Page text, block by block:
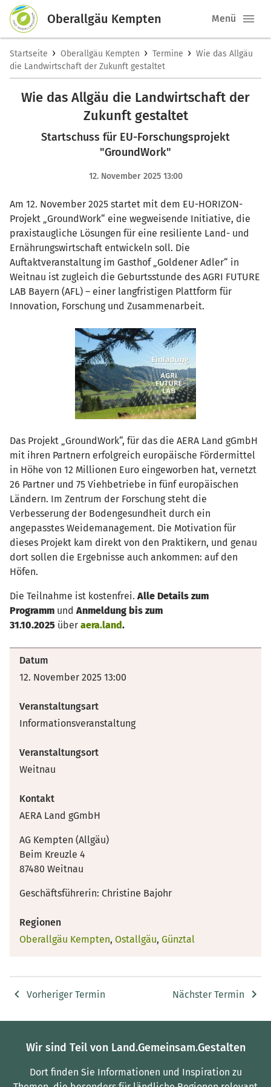
Oberallgäu Kempten Menü
Startseite › Oberallgäu Kempten › Termine › Wie das Allgäu
die Landwirtschaft der Zukunft gestaltet
Wie das Allgäu die Landwirtschaft der
Zukunft gestaltet
Startschuss für EU-Forschungsprojekt
"GroundWork"
12. November 2025 13:00
Am 12. November 2025 startet mit dem EU-HORIZON-
Projekt „GroundWork“ eine wegweisende Initiative, die
praxistaugliche Lösungen für eine resiliente Land- und
Ernährungswirtschaft entwickeln soll. Die
Auftaktveranstaltung im Gasthof „Goldener Adler“ in
Weitnau ist zugleich die Geburtsstunde des AGRI FUTURE
LAB Bayern (AFL) – einer langfristigen Plattform für
Innovation, Forschung und Zusammenarbeit.
Das Projekt „GroundWork“, für das die AERA Land gGmbH
mit ihren Partnern erfolgreich europäische Fördermittel
in Höhe von 12 Millionen Euro eingeworben hat, vernetzt
26 Partner und 75 Viehbetriebe in fünf europäischen
Ländern. Im Zentrum der Forschung steht die
Verbesserung der Bodengesundheit durch ein
angepasstes Weidemanagement. Die Motivation für
dieses Projekt kam direkt von den Praktikern, und genau
dort sollen die Ergebnisse auch ankommen: auf den
Höfen.
Die Teilnahme ist kostenfrei.Alle Details zum
Programm und Anmeldung bis zum
31.10.2025 über aera.land.
Datum
12. November 2025 13:00
Veranstaltungsart
Informationsveranstaltung
Veranstaltungsort
Weitnau
Kontakt
AERA Land gGmbH
AG Kempten (Allgäu)
Beim Kreuzle 4
87480 Weitnau
Geschäftsführerin: Christine Bajohr
Regionen
Oberallgäu Kempten, Ostallgäu, Günztal
Vorheriger Termin Nächster Termin
Wir sind Teil von Land.Gemeinsam.Gestalten
Dort finden Sie Informationen und Inspiration zu